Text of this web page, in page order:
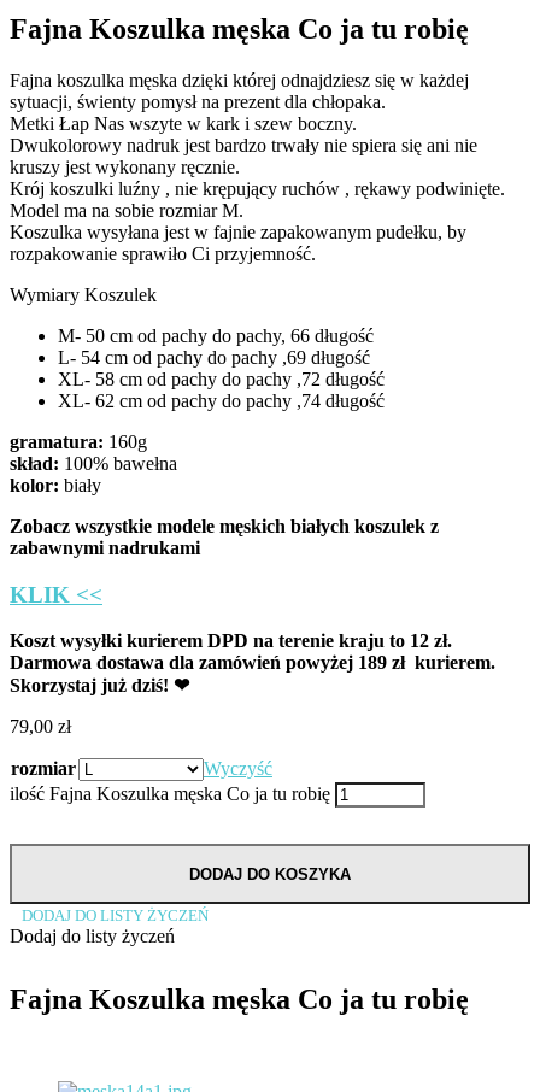
Fajna Koszulka męska Co ja tu robię
Fajna koszulka męska dzięki której odnajdziesz się w każdej
sytuacji, świenty pomysł na prezent dla chłopaka.
Metki Łap Nas wszyte w kark i szew boczny.
Dwukolorowy nadruk jest bardzo trwały nie spiera się ani nie
kruszy jest wykonany ręcznie.
Krój koszulki luźny , nie krępujący ruchów , rękawy podwinięte.
Model ma na sobie rozmiar M.
Koszulka wysyłana jest w fajnie zapakowanym pudełku, by
rozpakowanie sprawiło Ci przyjemność.
Wymiary Koszulek
M- 50 cm od pachy do pachy, 66 długość
L- 54 cm od pachy do pachy ,69 długość
XL- 58 cm od pachy do pachy ,72 długość
XL- 62 cm od pachy do pachy ,74 długość
gramatura: 160g
skład: 100% bawełna
kolor: biały
Zobacz wszystkie modele męskich białych koszulek z
zabawnymi nadrukami
KLIK <<
Koszt wysyłki kurierem DPD na terenie kraju to 12 zł.
Darmowa dostawa dla zamówień powyżej 189 zł kurierem.
Skorzystaj już dziś! ❤
79,00 zł
rozmiar
Wyczyść
ilość Fajna Koszulka męska Co ja tu robię
DODAJ DO KOSZYKA
DODAJ DO LISTY ŻYCZEŃ
Dodaj do listy życzeń
Fajna Koszulka męska Co ja tu robię